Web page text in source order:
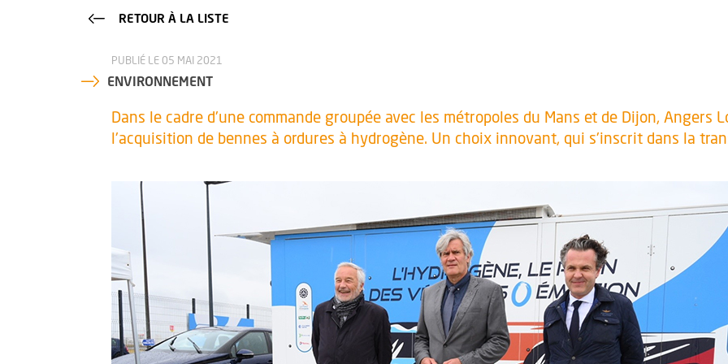
PUBLIÉ LE 05 MAI 2021
ENVIRONNEMENT
RETOUR À LA LISTE
Dans le cadre d'une commande groupée avec les métropoles du Mans et de Dijon, Angers
l'acquisition de bennes à ordures à hydrogène. Un choix innovant, qui s'inscrit dans la